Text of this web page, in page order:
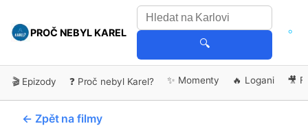
PROČ NEBYL KAREL
🔍
🎬 Epizody ❓ Proč nebyl Karel? ✨ Momenty 🔥 Logani 🎥
← Zpět na filmy